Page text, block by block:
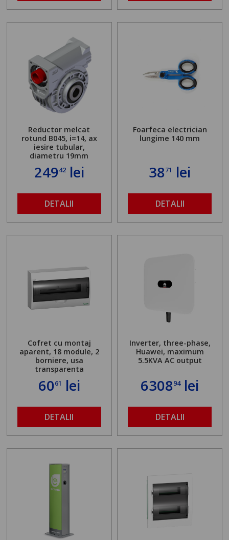
Reductor melcat
rotund B045, i=14, ax
iesire tubular,
diametru 19mm
24942lei
DETALII
Foarfeca electrician
lungime 140 mm
3871 lei
DETALII
Cofret cu montaj
aparent, 18 module, 2
borniere, usa
transparenta
6061 lei
DETALII
Inverter, three-phase,
Huawei, maximum
5.5KVA AC output
630894lei
DETALII